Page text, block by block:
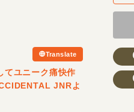
Translate
てユニーク痛快作
JNRよ